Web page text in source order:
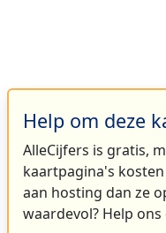
Help om deze
AlleCijfers is gratis,
kaartpagina's
aan hosting dan ze
waardevol? Help